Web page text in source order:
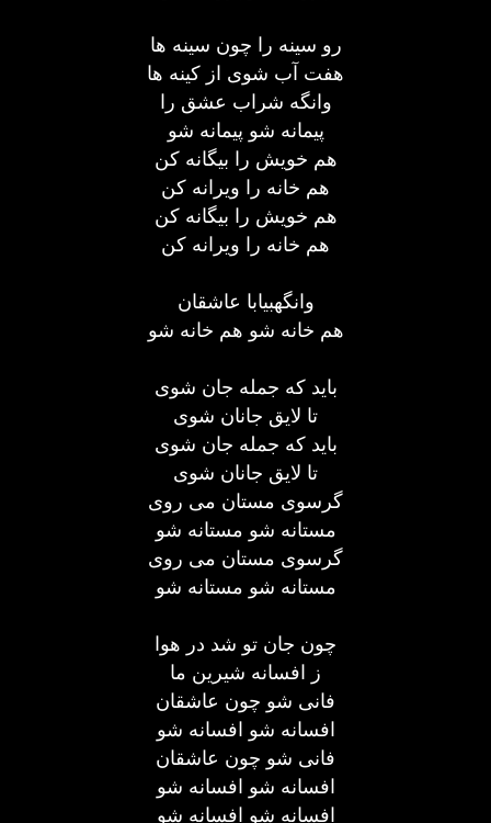
رو سینه را چون سینه ها
هفت آب شوی از کینه ها
وانگه شراب عشق را
پیمانه شو پیمانه شو
هم خویش را بیگانه کن
هم خانه را ویرانه کن
هم خویش را بیگانه کن
هم خانه را ویرانه کن
وانگهبیابا عاشقان
هم خانه شو هم خانه شو
باید که جمله جان شوی
تا لایق جانان شوی
باید که جمله جان شوی
تا لایق جانان شوی
گرسوی مستان می روی
مستانه شو مستانه شو
گرسوی مستان می روی
مستانه شو مستانه شو
چون جان تو شد در هوا
ز افسانه شیرین ما
فانی شو چون عاشقان
افسانه شو افسانه شو
فانی شو چون عاشقان
افسانه شو افسانه شو
افسانه شو افسانه شو